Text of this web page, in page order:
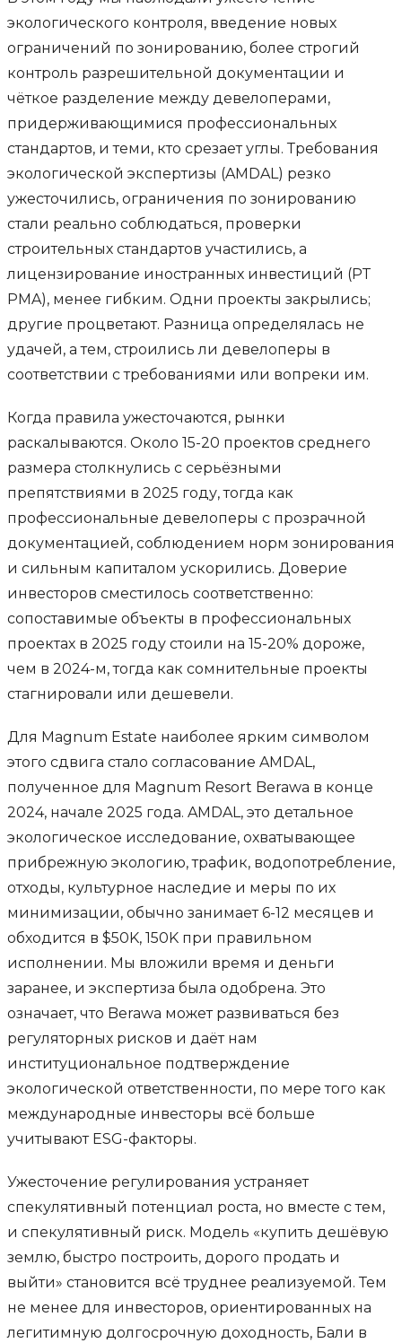
экологического контроля, введение новых
ограничений по зонированию, более строгий
контроль разрешительной документации и
чёткое разделение между девелоперами,
придерживающимися профессиональных
стандартов, и теми, кто срезает углы. Требования
экологической экспертизы (AMDAL) резко
ужесточились, ограничения по зонированию
стали реально соблюдаться, проверки
строительных стандартов участились, а
лицензирование иностранных инвестиций (PT
PMA), менее гибким. Одни проекты закрылись;
другие процветают. Разница определялась не
удачей, а тем, строились ли девелоперы в
соответствии с требованиями или вопреки им.
Когда правила ужесточаются, рынки
раскалываются. Около 15-20 проектов среднего
размера столкнулись с серьёзными
препятствиями в 2025 году, тогда как
профессиональные девелоперы с прозрачной
документацией, соблюдением норм зонирования
и сильным капиталом ускорились. Доверие
инвесторов сместилось соответственно:
сопоставимые объекты в профессиональных
проектах в 2025 году стоили на 15-20% дороже,
чем в 2024-м, тогда как сомнительные проекты
стагнировали или дешевели.
Для Magnum Estate наиболее ярким символом
этого сдвига стало согласование AMDAL,
полученное для Magnum Resort Berawa в конце
2024, начале 2025 года. AMDAL, это детальное
экологическое исследование, охватывающее
прибрежную экологию, трафик, водопотребление,
отходы, культурное наследие и меры по их
минимизации, обычно занимает 6-12 месяцев и
обходится в $50K, 150K при правильном
исполнении. Мы вложили время и деньги
заранее, и экспертиза была одобрена. Это
означает, что Berawa может развиваться без
регуляторных рисков и даёт нам
институциональное подтверждение
экологической ответственности, по мере того как
международные инвесторы всё больше
учитывают ESG-факторы.
Ужесточение регулирования устраняет
спекулятивный потенциал роста, но вместе с тем,
и спекулятивный риск. Модель «купить дешёвую
землю, быстро построить, дорого продать и
выйти» становится всё труднее реализуемой. Тем
не менее для инвесторов, ориентированных на
легитимную долгосрочную доходность, Бали в